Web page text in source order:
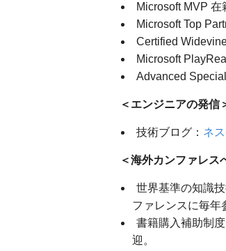
Microsoft MVP 在
Microsoft Top
Certified
Microsoft
Advanced
＜エンジニアの発信
技術ブログ： ネ
＜海外カンファレス
世界基準の知識
ファレンスに毎年
書籍購入補助制
迎。